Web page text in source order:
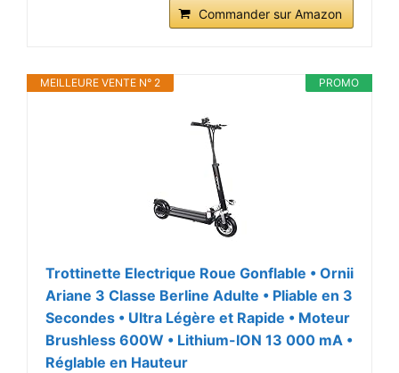
Commander sur Amazon
PROMO
MEILLEURE VENTE N° 2
Trottinette Electrique Roue Gonflable • Ornii
Ariane 3 Classe Berline Adulte • Pliable en 3
Secondes • Ultra Légère et Rapide • Moteur
Brushless 600W • Lithium-ION 13 000 mA •
Réglable en Hauteur